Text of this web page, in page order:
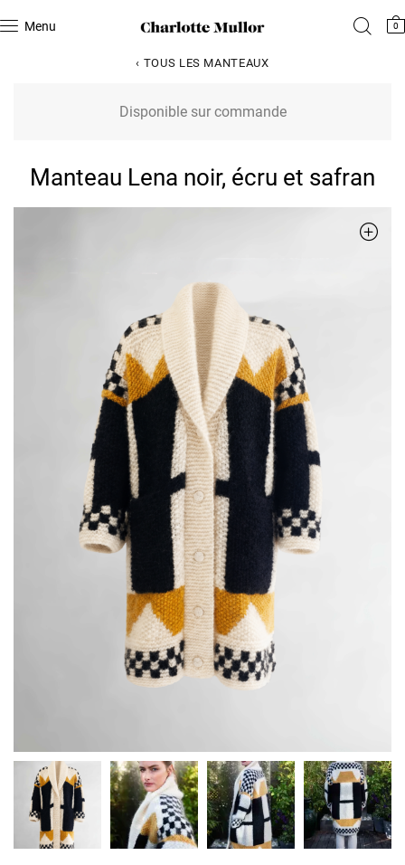
Menu 0
‹ TOUS LES MANTEAUX
Manteau Lena noir, écru et safran
Disponible sur commande